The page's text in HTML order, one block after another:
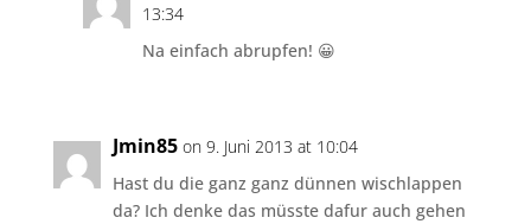
13:34
Na einfach abrupfen! 😀
Jmin85 on 9. Juni 2013 at 10:04
Hast du die ganz ganz dünnen wischlappen
da? Ich denke das müsste dafur auch gehen